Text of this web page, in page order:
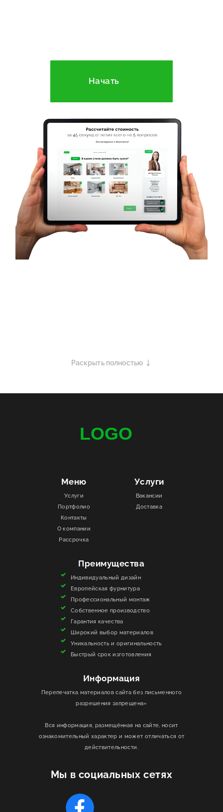
Начать
Раскрыть полностью
Мы в социальных сетях
Меню
Услуги
Портфолио
Контакты
О компании
Рассрочка
Услуги
Вакансии
Доставка
Преимущества
Индивидуальный дизайн
Европейская фурнитура
Профессиональный монтаж
Собственное производство
Гарантия качества
Широкий выбор материалов
Уникальность и оригинальность
Быстрый срок изготовления
Информация
Перепечатка материалов сайта без письменного
разрешения запрещена»
Вся информация, размещённая на сайте, носит
ознакомительный характер и может отличаться от
действительности.